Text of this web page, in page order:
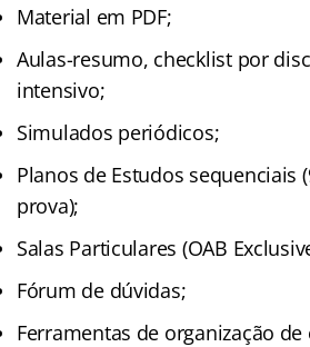
Material em PDF;
Aulas-resumo, checklist por
intensivo;
Simulados periódicos;
Planos de Estudos sequenciais
prova);
Salas Particulares (OAB
Fórum de dúvidas;
Ferramentas de organização de